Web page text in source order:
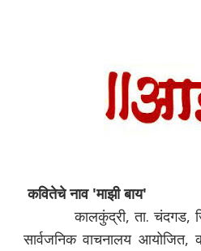
कवितेचे नाव 'माझी बाय'
कालकुंद्री, ता. चंदगड, जि.
सार्वजनिक वाचनालय आयोजित,